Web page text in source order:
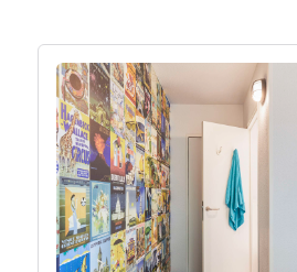
Voir les détails